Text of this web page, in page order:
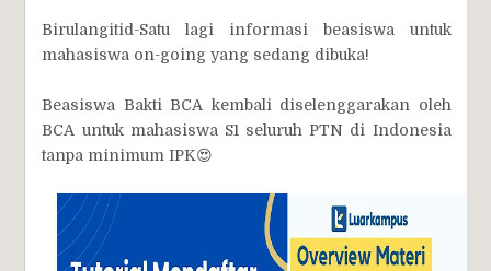
Birulangitid-Satu lagi informasi beasiswa untuk
mahasiswa on-going yang sedang dibuka!
Beasiswa Bakti BCA kembali diselenggarakan oleh
BCA untuk mahasiswa S1 seluruh PTN di Indonesia
tanpa minimum IPK😍